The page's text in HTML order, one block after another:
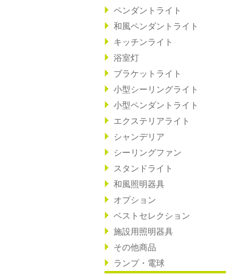
ペンダントライト
和風ペンダントライト
キッチンライト
浴室灯
ブラケットライト
小型シーリングライト
小型ペンダントライト
エクステリアライト
シャンデリア
シーリングファン
スタンドライト
和風照明器具
オプション
ベストセレクション
施設用照明器具
その他商品
ランプ・電球